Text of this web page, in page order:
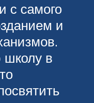
с самого
и
в